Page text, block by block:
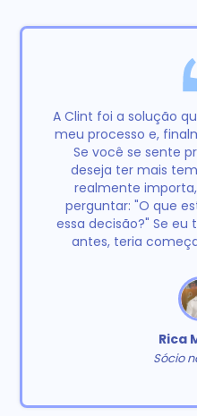
A Clint foi a solução
meu processo e,
Se você se sente
deseja ter mais
realmente
perguntar: "O que
essa decisão?" Se eu
antes, teria
Rica
Sócio